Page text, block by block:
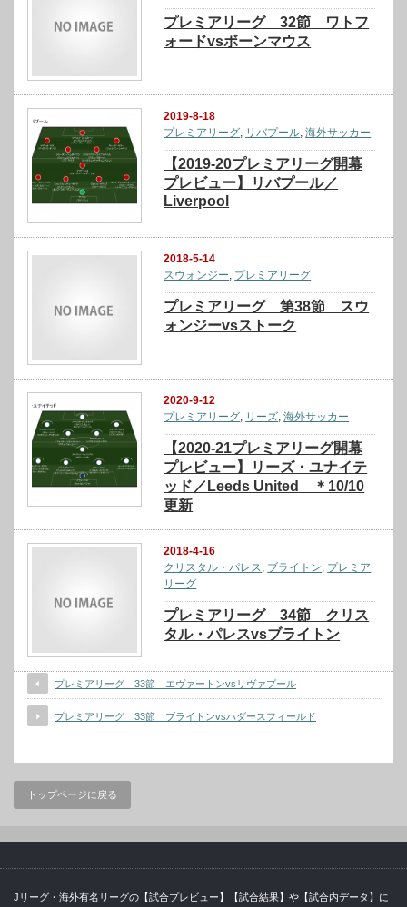
プレミアリーグ 32節 ワトフ
ォードvsボーンマウス
2019-8-18
プレミアリーグ, リバプール,海外サッカー
【2019-20プレミアリーグ開幕
プレビュー】リバプール／
Liverpool
2018-5-14
スウォンジー プレミアリーグ
プレミアリーグ 第38節 スウ
ォンジーvsストーク
2020-9-12
プレミアリーグ, リーズ,海外サッカー
【2020-21プレミアリーグ開幕
プレビュー】リーズ・ユナイテ
ッド／Leeds United ＊10/10
更新
2018-4-16
クリスタル・パレス, ブライトン, プレミア
リーグ
プレミアリーグ 34節 クリス
タル・パレスvsブライトン
プレミアリーグ 33節 エヴァートンvsリヴァプール
プレミアリーグ 33節 ブライトンvsハダースフィールド
トップページに戻る
Jリーグ・海外有名リーグの【試合プレビュー】【試合結果】や【試合内データ】に